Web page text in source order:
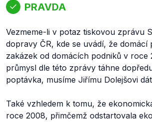
PRAVDA
Vezmeme-li v potaz tiskovou zprávu
dopravy ČR, kde se uvádí, že domácí
zakázek od domácích podniků v roce
průmysl dle této zprávy táhne
poptávka, musíme Jiřímu Dolejšovi
Také vzhledem k tomu, že
roce 2008, přimčemž odstartovala